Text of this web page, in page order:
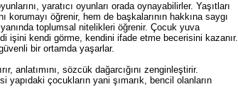
yaratıcı oyunları orada oynayabilirler. Yaşıtları
öğrenir, hem de başkalarının hakkına saygı
toplumsal nitelikleri öğrenir. Çocuk yuva
işini kendi görme, kendini ifade etme becerisini kazanır.
bir ortamda yaşarlar.
anlatımını, sözcük dağarcığını zenginleştirir.
yapıdaki çocukların yani şımarık, bencil olanların